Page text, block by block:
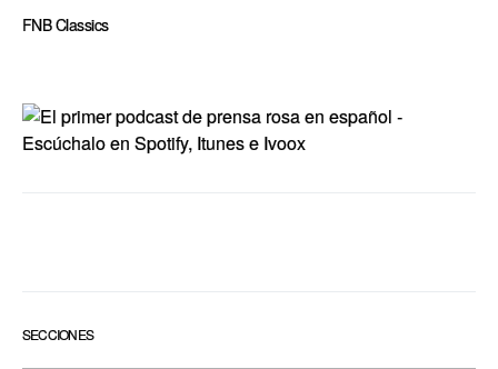
FNB Classics
SECCIONES